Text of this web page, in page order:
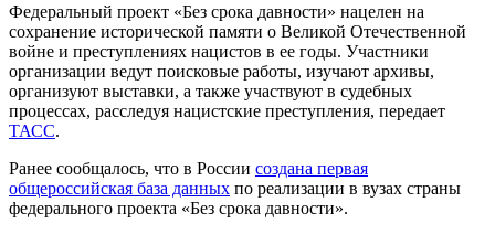
Федеральный проект «Без срока давности» нацелен на
сохранение исторической памяти о Великой Отечественной
войне и преступлениях нацистов в ее годы. Участники
организации ведут поисковые работы, изучают архивы,
организуют выставки, а также участвуют в судебных
процессах, расследуя нацистские преступления, передает
ТАСС.
Ранее сообщалось, что в России создана первая
общероссийская база данных по реализации в вузах страны
федерального проекта «Без срока давности».